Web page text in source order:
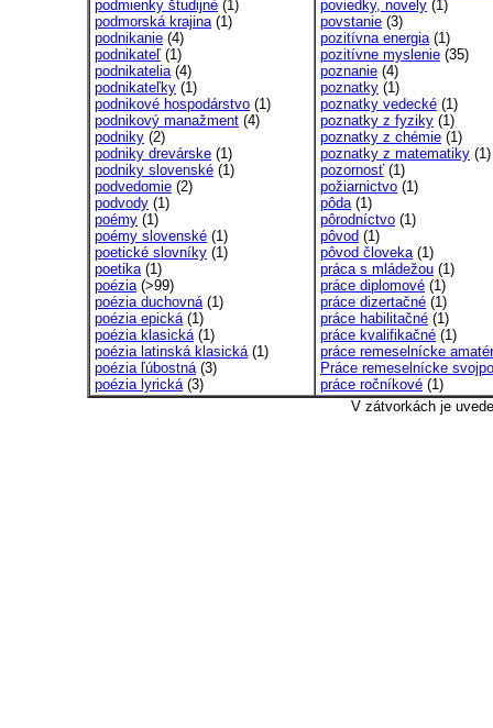
podmienky študijné (1)
podmorská krajina(1)
podnikanie (4)
podnikateľ (1)
podnikatelia(4)
podnikateľky (1)
podnikové hospodárstvo (1)
podnikový manažment (4)
podniky (2)
podniky drevárske (1)
podniky slovenské (1)
podvedomie (2)
podvody (1)
poémy (1)
poémy slovenské (1)
poetické slovníky (1)
poetika(1)
poézia(>99)
poézia duchovná(1)
poézia epická(1)
poézia klasická(1)
poézia latinská klasická(1)
poézia ľúbostná(3)
poézia lyrická(3)
poviedky, novely (1)
povstanie (3)
pozitívna energia(1)
pozitívne myslenie (35)
poznanie (4)
poznatky (1)
poznatky vedecké (1)
poznatky z fyziky (1)
poznatky z chémie (1)
poznatky z matematiky (1)
pozornosť (1)
požiarnictvo (1)
pôda(1)
pôrodníctvo (1)
pôvod (1)
pôvod človeka(1)
práca s mládežou (1)
práce diplomové (1)
práce dizertačné (1)
práce habilitačné (1)
práce kvalifikačné (1)
práce remeselnícke
Práce remeselnícke
práce ročníkové (1)
V zátvorkách je